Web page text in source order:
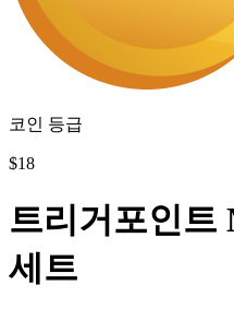
코인 등급
$18
트리거포인트
세트